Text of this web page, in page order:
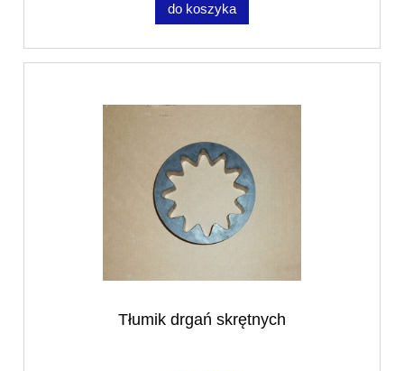
do koszyka
Tłumik drgań skrętnych